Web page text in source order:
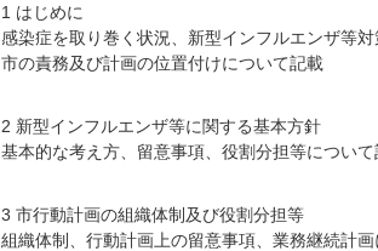
1 はじめに
感染症を取り巻く状況、新型インフルエンザ等対
市の責務及び計画の位置付けについて記載
2 新型インフルエンザ等に関する基本方針
基本的な考え方、留意事項、役割分担等について
3 市行動計画の組織体制及び役割分担等
組織体制、行動計画上の留意事項、業務継続計